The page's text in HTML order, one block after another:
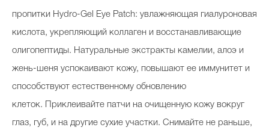
пропитки Hydro-Gel Eye Patch: увлажняющая гиалуроновая
кислота, укрепляющий коллаген и восстанавливающие
олигопептиды. Натуральные экстракты камелии, алоэ и
жень-шеня успокаивают кожу, повышают ее иммунитет и
способствуют естественному обновлению
клеток. Приклеивайте патчи на очищенную кожу вокруг
глаз, губ, и на другие сухие участки. Снимайте не раньше,